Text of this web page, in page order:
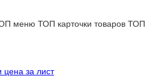
меню ТОП карточки товаров ТОП
за лист